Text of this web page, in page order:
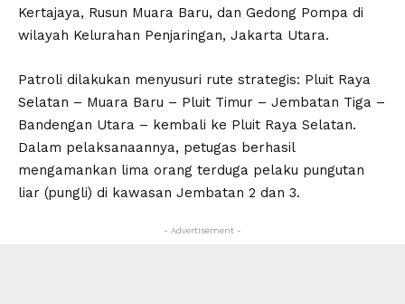
Kertajaya, Rusun Muara Baru, dan Gedong Pompa di
wilayah Kelurahan Penjaringan, Jakarta Utara.
Patroli dilakukan menyusuri rute strategis: Pluit Raya
Selatan – Muara Baru – Pluit Timur – Jembatan Tiga –
Bandengan Utara – kembali ke Pluit Raya Selatan.
Dalam pelaksanaannya, petugas berhasil
mengamankan lima orang terduga pelaku pungutan
liar (pungli) di kawasan Jembatan 2 dan 3.
- Advertisement -